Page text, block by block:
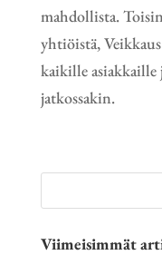
mahdollista.
yhtiöistä,
kaikille
jatkossakin.
Viimeisimmät